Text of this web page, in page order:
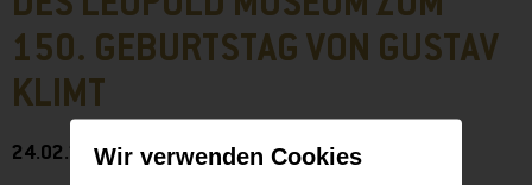
Wir verwenden Cookies
150. GEBURTSTAG VON GUSTAV
KLIMT
24.02.2012 - 27.08.2012